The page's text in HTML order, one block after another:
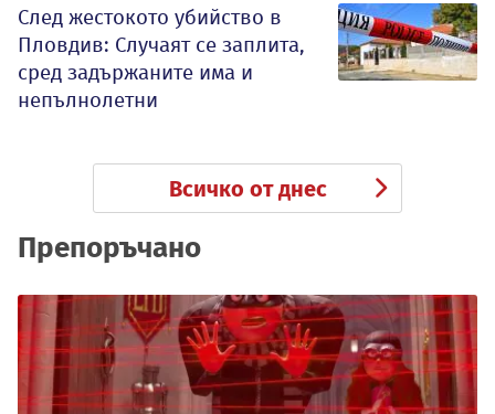
След жестокото убийство в
Пловдив: Случаят се заплита,
сред задържаните има и
непълнолетни
Всичко от днес
Препоръчано